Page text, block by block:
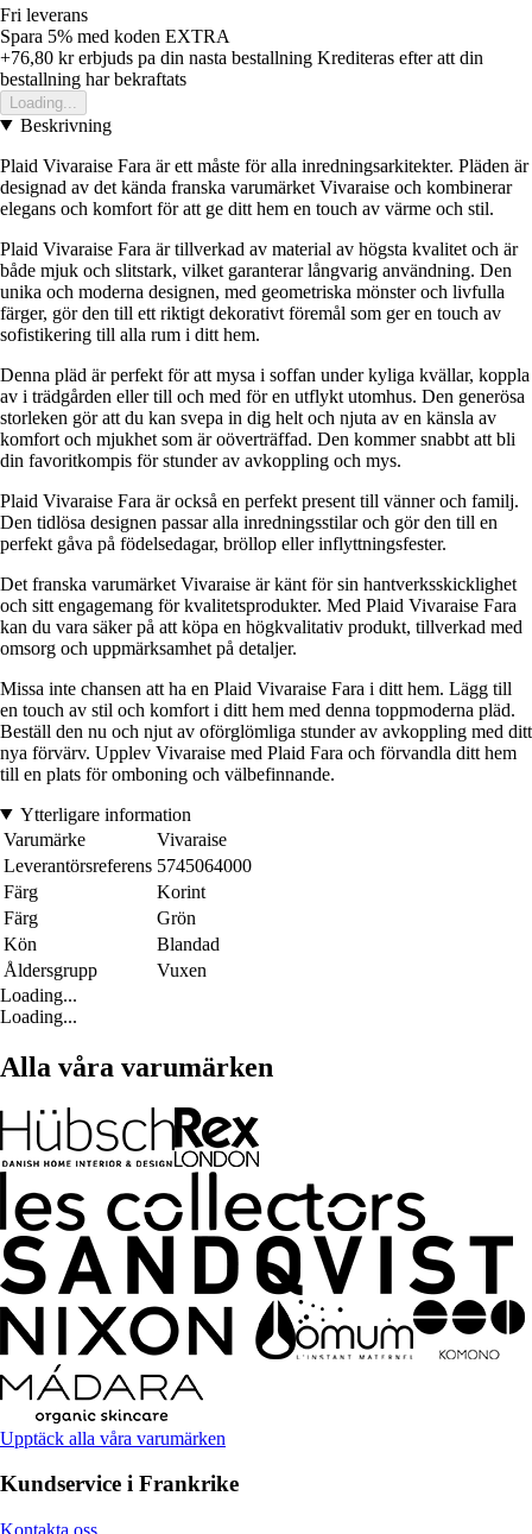
Fri leverans
Spara 5% med koden EXTRA
+76,80 krerbjuds pa din nasta bestallning Krediteras efter att din
bestallning har bekraftats
Loading...
Beskrivning
Plaid Vivaraise Fara är ett måste för alla inredningsarkitekter. Pläden är
designad av det kända franska varumärket Vivaraise och kombinerar
elegans och komfort för att ge ditt hem en touch av värme och stil.
Plaid Vivaraise Fara är tillverkad av material av högsta kvalitet och är
både mjuk och slitstark, vilket garanterar långvarig användning. Den
unika och moderna designen, med geometriska mönster och livfulla
färger, gör den till ett riktigt dekorativt föremål som ger en touch av
sofistikering till alla rum i ditt hem.
Denna pläd är perfekt för att mysa i soffan under kyliga kvällar, koppla
av i trädgården eller till och med för en utflykt utomhus. Den generösa
storleken gör att du kan svepa in dig helt och njuta av en känsla av
komfort och mjukhet som är oöverträffad. Den kommer snabbt att bli
din favoritkompis för stunder av avkoppling och mys.
Plaid Vivaraise Fara är också en perfekt present till vänner och familj.
Den tidlösa designen passar alla inredningsstilar och gör den till en
perfekt gåva på födelsedagar, bröllop eller inflyttningsfester.
Det franska varumärket Vivaraise är känt för sin hantverksskicklighet
och sitt engagemang för kvalitetsprodukter. Med Plaid Vivaraise Fara
kan du vara säker på att köpa en högkvalitativ produkt, tillverkad med
omsorg och uppmärksamhet på detaljer.
Missa inte chansen att ha en Plaid Vivaraise Fara i ditt hem. Lägg till
en touch av stil och komfort i ditt hem med denna toppmoderna pläd.
Beställ den nu och njut av oförglömliga stunder av avkoppling med ditt
nya förvärv. Upplev Vivaraise med Plaid Fara och förvandla ditt hem
till en plats för omboning och välbefinnande.
Ytterligare information
Varumärke
Vivaraise
Leverantörsreferens 5745064000
Färg
Korint
Färg
Grön
Kön
Blandad
Åldersgrupp
Vuxen
Loading...
Loading...
Alla våra varumärken
Upptäck alla våra varumärken
Kundservice i Frankrike
Kontakta oss